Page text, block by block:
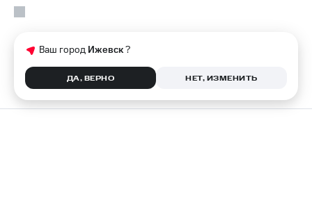
Ваш город Ижевск?
ДА, ВЕРНО НЕТ, ИЗМЕНИТЬ